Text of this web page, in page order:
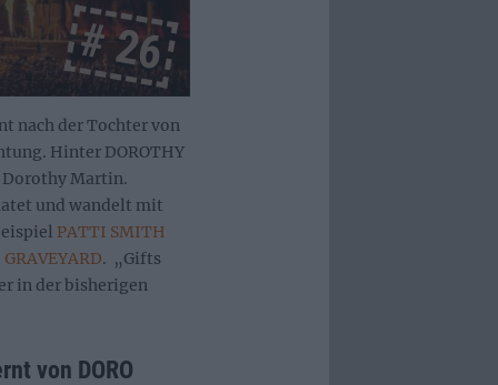
# 26
nach der Tochter von
Hinter DOROTHY
Dorothy Martin.
und wandelt mit
PATTI SMITH
GRAVEYARD. „Gifts
in der bisherigen
von DORO